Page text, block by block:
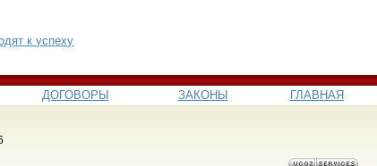
к успеху
ДОГОВОРЫ ЗАКОНЫ ГЛАВНАЯ